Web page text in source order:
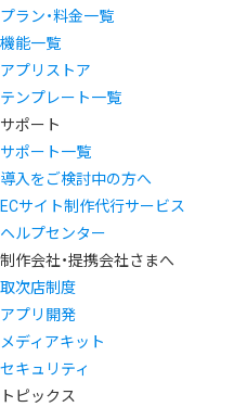
プラン・料金一覧
機能一覧
アプリストア
テンプレート一覧
サポート
サポート一覧
導入をご検討中の方へ
ECサイト制作代行サービス
ヘルプセンター
制作会社・提携会社さまへ
取次店制度
アプリ開発
メディアキット
セキュリティ
トピックス